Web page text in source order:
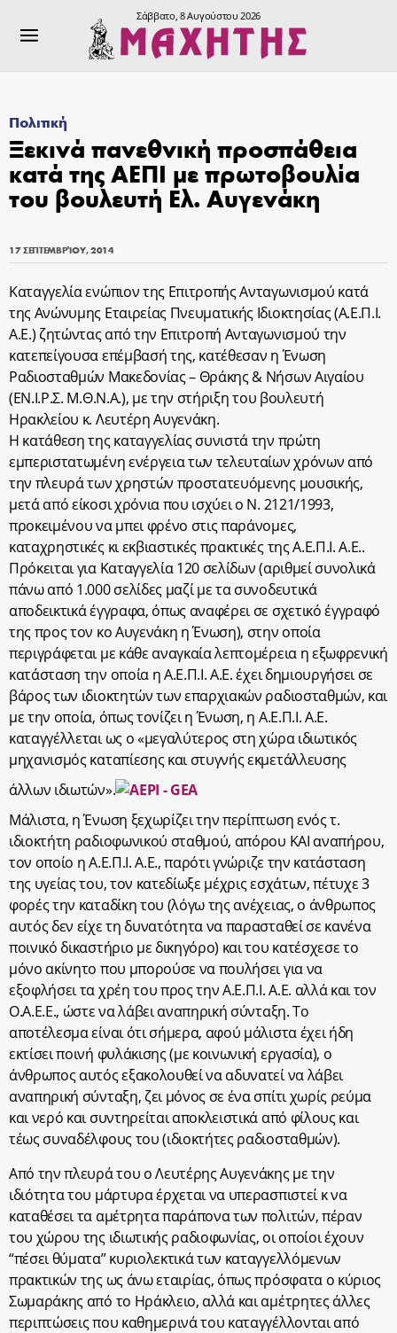
Σάββατο, 8 Αυγούστου 2026
Πολιτική
Ξεκινά πανεθνική προσπάθεια
κατά της ΑΕΠΙ με πρωτοβουλία
του βουλευτή Ελ. Αυγενάκη
17 ΣΕΠΤΕΜΒΡΊΟΥ, 2014
Καταγγελία ενώπιον της Επιτροπής Ανταγωνισμού κατά
της Ανώνυμης Εταιρείας Πνευματικής Ιδιοκτησίας (Α.Ε.Π.Ι.
Α.Ε.) ζητώντας από την Επιτροπή Ανταγωνισμού την
κατεπείγουσα επέμβασή της, κατέθεσαν η Ένωση
Ραδιοσταθμών Μακεδονίας – Θράκης & Νήσων Αιγαίου
(ΕΝ.Ι.Ρ.Σ. Μ.Θ.Ν.Α.), με την στήριξη του βουλευτή
Ηρακλείου κ. Λευτέρη Αυγενάκη.
Η κατάθεση της καταγγελίας συνιστά την πρώτη
εμπεριστατωμένη ενέργεια των τελευταίων χρόνων από
την πλευρά των χρηστών προστατευόμενης μουσικής,
μετά από είκοσι χρόνια που ισχύει ο Ν. 2121/1993,
προκειμένου να μπει φρένο στις παράνομες,
καταχρηστικές κι εκβιαστικές πρακτικές της Α.Ε.Π.Ι. Α.Ε..
Πρόκειται για Καταγγελία 120 σελίδων (αριθμεί συνολικά
πάνω από 1.000 σελίδες μαζί με τα συνοδευτικά
αποδεικτικά έγγραφα, όπως αναφέρει σε σχετικό έγγραφό
της προς τον κο Αυγενάκη η Ένωση), στην οποία
περιγράφεται με κάθε αναγκαία λεπτομέρεια η εξωφρενική
κατάσταση την οποία η Α.Ε.Π.Ι. Α.Ε. έχει δημιουργήσει σε
βάρος των ιδιοκτητών των επαρχιακών ραδιοσταθμών, και
με την οποία, όπως τονίζει η Ένωση, η Α.Ε.Π.Ι. Α.Ε.
καταγγέλλεται ως ο «μεγαλύτερος στη χώρα ιδιωτικός
μηχανισμός καταπίεσης και στυγνής εκμετάλλευσης
άλλων ιδιωτών».
Μάλιστα, η Ένωση ξεχωρίζει την περίπτωση ενός τ.
ιδιοκτήτη ραδιοφωνικού σταθμού, απόρου ΚΑΙ αναπήρου,
τον οποίο η Α.Ε.Π.Ι. Α.Ε., παρότι γνώριζε την κατάσταση
της υγείας του, τον κατεδίωξε μέχρις εσχάτων, πέτυχε 3
φορές την καταδίκη του (λόγω της ανέχειας, ο άνθρωπος
αυτός δεν είχε τη δυνατότητα να παρασταθεί σε κανένα
ποινικό δικαστήριο με δικηγόρο) και του κατέσχεσε το
μόνο ακίνητο που μπορούσε να πουλήσει για να
εξοφλήσει τα χρέη του προς την Α.Ε.Π.Ι. Α.Ε. αλλά και τον
Ο.Α.Ε.Ε., ώστε να λάβει αναπηρική σύνταξη. Το
αποτέλεσμα είναι ότι σήμερα, αφού μάλιστα έχει ήδη
εκτίσει ποινή φυλάκισης (με κοινωνική εργασία), ο
άνθρωπος αυτός εξακολουθεί να αδυνατεί να λάβει
αναπηρική σύνταξη, ζει μόνος σε ένα σπίτι χωρίς ρεύμα
και νερό και συντηρείται αποκλειστικά από φίλους και
τέως συναδέλφους του (ιδιοκτήτες ραδιοσταθμών).
Από την πλευρά του ο Λευτέρης Αυγενάκης με την
ιδιότητα του μάρτυρα έρχεται να υπερασπιστεί κ να
καταθέσει τα αμέτρητα παράπονα των πολιτών, πέραν
του χώρου της ιδιωτικής ραδιοφωνίας, οι οποίοι έχουν
“πέσει θύματα” κυριολεκτικά των καταγγελλόμενων
πρακτικών της ως άνω εταιρίας, όπως πρόσφατα ο κύριος
Σωμαράκης από το Ηράκλειο, αλλά και αμέτρητες άλλες
περιπτώσεις που καθημερινά του καταγγέλλονται από